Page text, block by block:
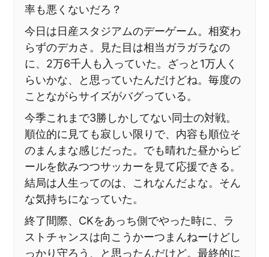
率も悪くないだろ？
今日は日産スタジアムのデーゲーム。相変わ
らずのデカさ。見た目は相当ガラガラなの
に、2万6千人も入っていた。ざっと1万人く
らいかな、と思っていたんだけどね。毎度の
ことながらサイズがバグっている。
今季これまで3勝しかしてない同士の対戦。
順位的に見ても寂しい限りで、内容も順位そ
のまんまな感じだった。でも晴れた昼からビ
ールを飲みつつサッカーを見て応援できる。
結局は人生ってのは、これなんだよな。そん
な気持ちになっていた。
終了間際、CKをあっち側でやった時に、ラ
ストチャンスは向こうかーつまんねーけどし
っかり守ろう、と思ったんだけど。最終的に